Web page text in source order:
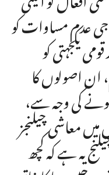
عدم مساوات کو
یکجہتی کو
اصولوں کا
کی وجہ سے،
معاشی چیلنجز
یہ ہے کہ کچھ